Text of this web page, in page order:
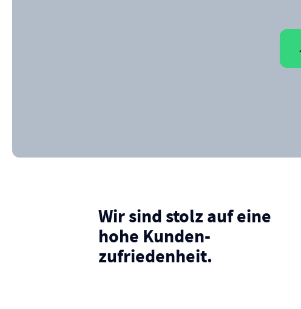
Wir sind stolz auf eine
hohe Kunden­
zufriedenheit.